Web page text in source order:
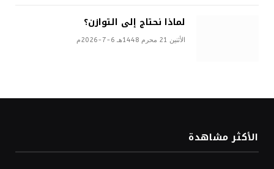
لماذا نحتاج إلى التوازن؟
الأثنين 21 محرم 1448هـ 6-7-2026م
الأكثر مشاهدة